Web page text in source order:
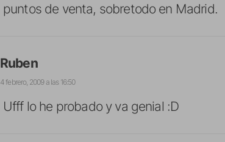
puntos de venta, sobretodo en Madrid.
Ruben
4 febrero, 2009 a las 16:50
Ufff lo he probado y va genial :D